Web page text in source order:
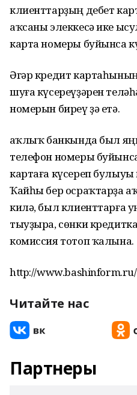
клиенттарҙың дебет
аҡсаны элеккесә ике
карта номеры буйынса
Әгәр кредит
шуға күсереүҙәрен
номерын биреү ҙә етә.
Һаҡлыҡ банкында был
телефон номеры
картаға күсереп
Ҡайһы бер осраҡтарҙа
килә, был клиенттарға
тыуҙыра, сөнки
комиссия тотоп ҡалына.
http://
Читайте нас
Партнеры